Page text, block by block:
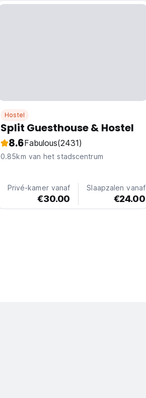
Hostel
Split Guesthouse & Hostel
8.6Fabulous(2431)
0.85km van het stadscentrum
Privé-kamer vanaf
€30.00
Slaapzalen vanaf
€24.00